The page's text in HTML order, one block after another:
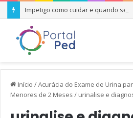
Impetigo como cuidar e quando se
Início /Acurácia do Exame de Urina
Menores de 2 Meses / urinalise e